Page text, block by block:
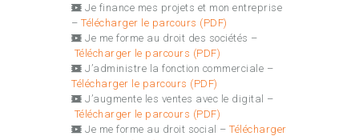
Je finance mes projets et mon entreprise
– Télécharger le parcours (PDF)
Je me forme au droit des sociétés –
Télécharger le parcours (PDF)
J’administre la fonction commerciale –
Télécharger le parcours (PDF)
J’augmente les ventes avec le digital –
Télécharger le parcours (PDF)
Je me forme au droit social – Télécharger